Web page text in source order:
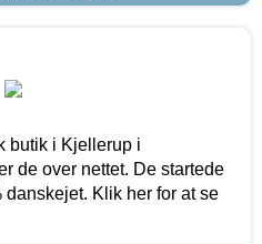
butik i Kjellerup i
de over nettet. De startede
Klik her for at se